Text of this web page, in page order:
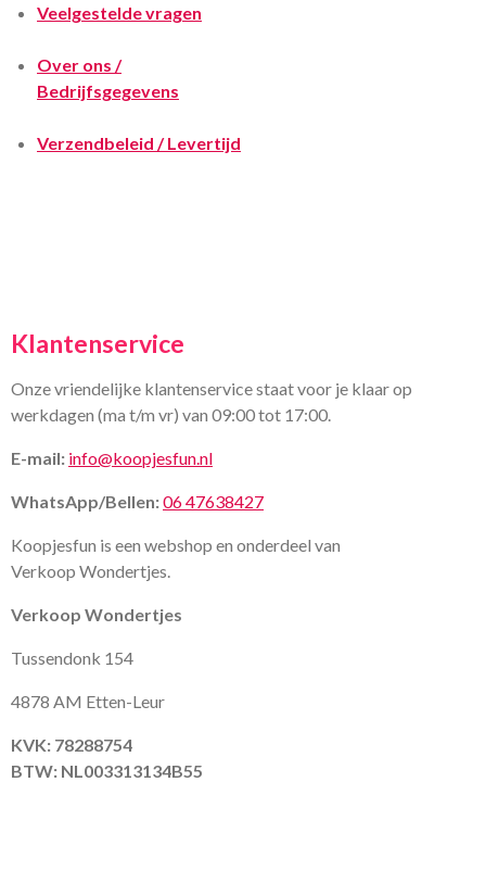
Veelgestelde vragen
Over ons /
Bedrijfsgegevens
Verzendbeleid / Levertijd
Klantenservice
Onze vriendelijke klantenservice staat voor je klaar op
werkdagen (ma t/m vr) van 09:00 tot 17:00.
E-mail: info@koopjesfun.nl
WhatsApp/Bellen:06 47638427
Koopjesfun is een webshop en onderdeel van
Verkoop Wondertjes.
Verkoop Wondertjes
Tussendonk 154
4878 AM Etten-Leur
KVK: 78288754
BTW: NL003313134B55